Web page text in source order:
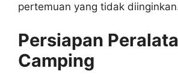
pertemuan yang tidak
Persiapan
Camping